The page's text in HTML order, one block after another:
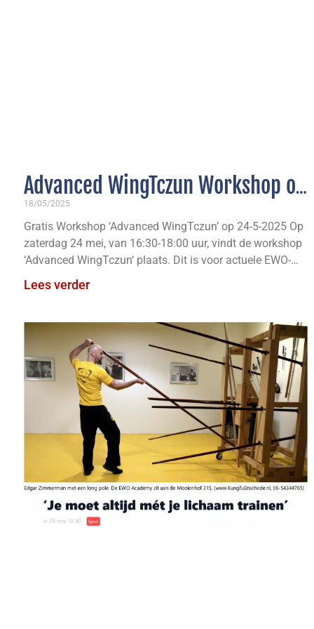
Advanced WingTczun Workshop op
24 mei/ Teambuilding Workshop
voor TRIMM
18/05/2025
Gratis Workshop ‘Advanced WingTczun’ op 24-5-2025 Op
zaterdag 24 mei, van 16:30-18:00 uur, vindt de workshop
‘Advanced WingTczun‘ plaats. Dit is voor actuele EWO-
leden vanaf
Lees verder